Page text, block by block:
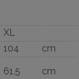
XL
104
cm
61,5 cm